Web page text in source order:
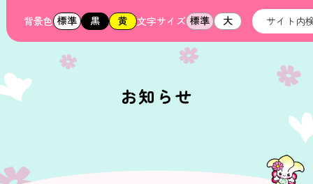
背景色 標準 黒 黄 文字サイズ 標準 大
お知らせ